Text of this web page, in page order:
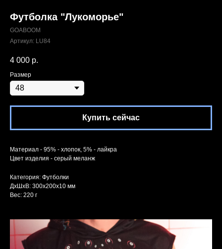
Футболка "Лукоморье"
GOABOOM
Артикул: LU84
4 000 р.
Размер
Купить сейчас
Материал - 95% - хлопок, 5% - лайкра
Цвет изделия - серый меланж
Категория: Футболки
ДxШxВ: 300x200x10 мм
Вес: 220 г